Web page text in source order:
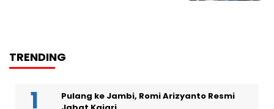
TRENDING
Pulang ke Jambi, Romi Arizyanto Resmi